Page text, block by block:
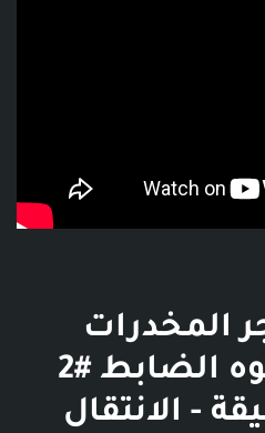
المخدرات
وعدواته مع اخوه الضابط #2
- 44 دقيقة - الانتقال